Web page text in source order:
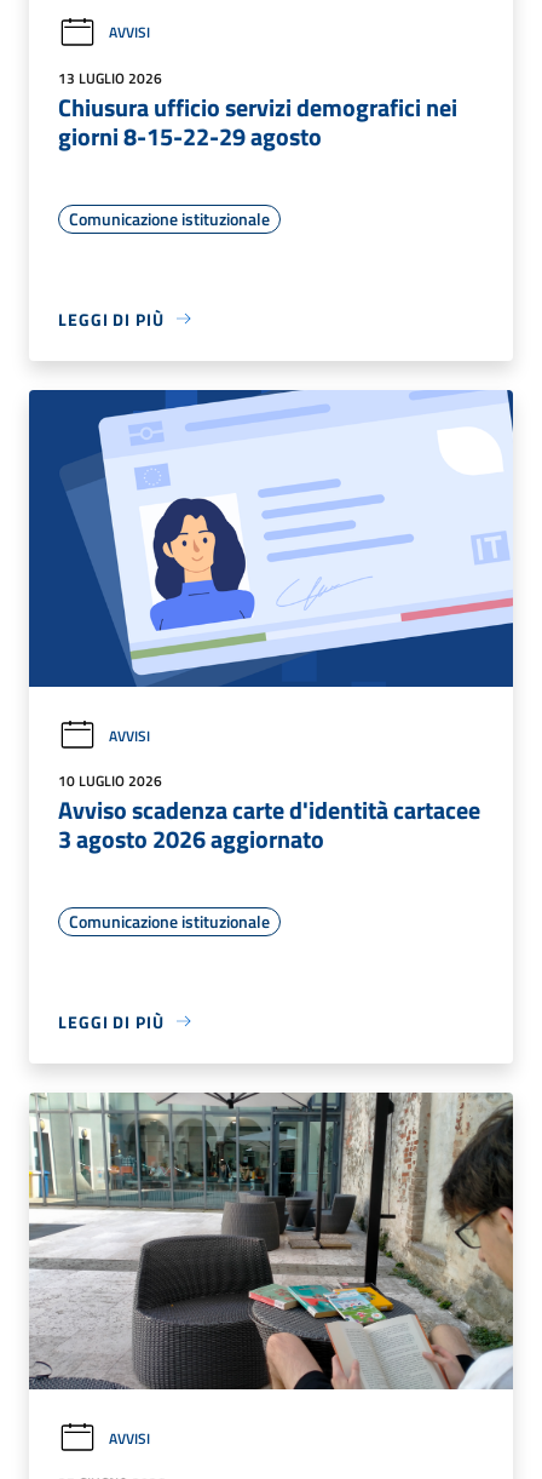
AVVISI
13 LUGLIO 2026
Chiusura ufficio servizi demografici nei
giorni 8-15-22-29 agosto
Comunicazione istituzionale
LEGGI DI PIÙ
AVVISI
10 LUGLIO 2026
Avviso scadenza carte d'identità cartacee
3 agosto 2026 aggiornato
Comunicazione istituzionale
LEGGI DI PIÙ
AVVISI